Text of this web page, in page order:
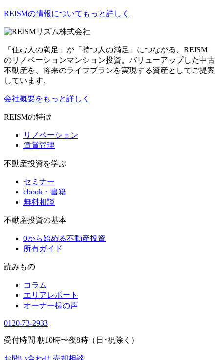
REISMの情報についてもっと詳しく
リズム株式会社
「住む人の満足」が「持つ人の満足」につながる、REISM
のリノベーションマンション投資。バリューアップした中古
不動産を、将来のライフプランを実現する資産としてご提案
しています。
会社概要をもっと詳しく
REISMの特徴
リノベーション
賃貸管理
不動産投資を学ぶ
セミナー
ebook・書籍
無料相談
不動産投資の基本
0から始める不動産投資
所有ガイド
読みもの
コラム
エリアレポート
オーナー様の声
0120-73-2933
受付時間 朝10時〜夜8時（日･祝除く）
お問い合わせ 売却相談